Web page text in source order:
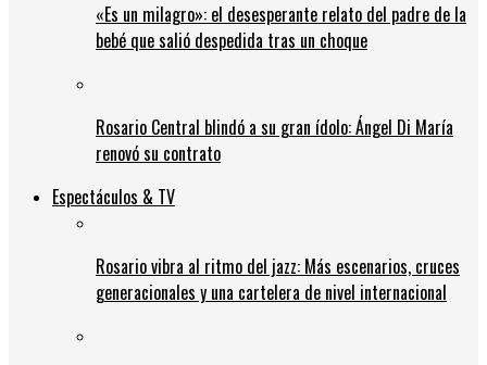
«Es un milagro»: el desesperante relato del padre de la
bebé que salió despedida tras un choque
Rosario Central blindó a su gran ídolo: Ángel Di María
renovó su contrato
Espectáculos & TV
Rosario vibra al ritmo del jazz: Más escenarios, cruces
generacionales y una cartelera de nivel internacional